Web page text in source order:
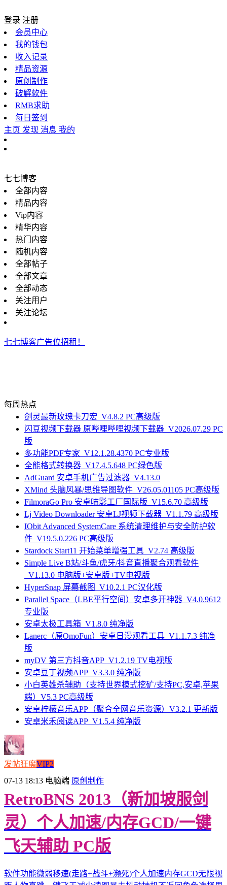
登录 注册
会员中心
我的钱包
收入记录
精品资源
原创制作
破解软件
RMB求助
每日签到
主页 发现 消息 我的
七七博客
全部内容
精品内容
Vip内容
精华内容
热门内容
随机内容
全部帖子
全部文章
全部动态
关注用户
关注论坛
七七博客广告位招租！
每周热点
剑灵最新玫瑰卡刀宏_V4.8.2 PC高级版
闪豆视频下载器 原哔哩哔哩视频下载器_V2026.07.29 PC
版
多功能PDF专家_V12.1.28.4370 PC专业版
全能格式转换器_V17.4.5.648 PC绿色版
AdGuard 安卓手机广告过滤器_V4.13.0
XMind 头脑风暴/思维导图软件_V26.05.01105 PC高级版
FilmoraGo Pro 安卓喵影工厂国际版_V15.6.70 高级版
Lj Video Downloader 安卓LJ视频下载器_V1.1.79 高级版
IObit Advanced SystemCare 系统清理维护与安全防护软
件_V19.5.0.226 PC高级版
Stardock Start11 开始菜单增强工具_V2.74 高级版
Simple Live B站/斗鱼/虎牙/抖音直播聚合观看软件
_V1.13.0 电脑版+安卓版+TV电视版
HyperSnap 屏幕截图_V10.2.1 PC汉化版
Parallel Space（LBE平行空间）安卓多开神器_V4.0.9612
专业版
安卓太极工具箱_V1.8.0 纯净版
Lanerc（原OmoFun）安卓日漫观看工具_V1.1.7.3 纯净
版
myDV 第三方抖音APP_V1.2.19 TV电视版
安卓豆丁视频APP_V3.3.0 纯净版
小白英雄杀辅助（支持世界模式挖矿/支持PC,安卓,苹果
端）V5.3 PC高级版
安卓柠檬音乐APP（聚合全网音乐资源）V3.2.1 更新版
安卓米禾阅读APP_V1.5.4 纯净版
发帖狂魔VIP2
07-13 18:13 电脑端 原创制作
RetroBNS 2013（新加坡服剑
灵）个人加速/内存GCD/一键
飞天辅助 PC版
软件功能微弱移速(走路+战斗+濒死)个人加速内存GCD无限视